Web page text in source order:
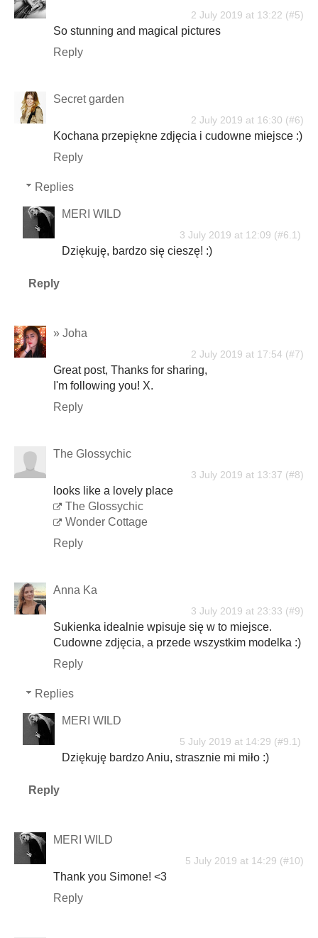
2 July 2019 at 13:22
So stunning and magical pictures
Reply
Secret garden
2 July 2019 at 16:30
Kochana przepiękne zdjęcia i cudowne miejsce :)
Reply
Replies
MERI WILD
3 July 2019 at 12:09
Dziękuję, bardzo się cieszę! :)
Reply
» Joha
2 July 2019 at 17:54
Great post, Thanks for sharing,
I'm following you! X.
Reply
The Glossychic
3 July 2019 at 13:37
looks like a lovely place
The Glossychic
Wonder Cottage
Reply
Anna Ka
3 July 2019 at 23:33
Sukienka idealnie wpisuje się w to miejsce.
Cudowne zdjęcia, a przede wszystkim modelka :)
Reply
Replies
MERI WILD
5 July 2019 at 14:29
Dziękuję bardzo Aniu, strasznie mi miło :)
Reply
MERI WILD
5 July 2019 at 14:29
Thank you Simone! <3
Reply